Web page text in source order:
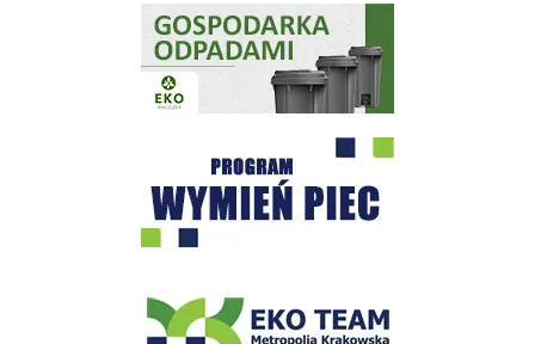
Gospodarka odpadami na terenie Miasta i Gminy Wieliczka
Program "Czyste Powietrze" - Wieliczka